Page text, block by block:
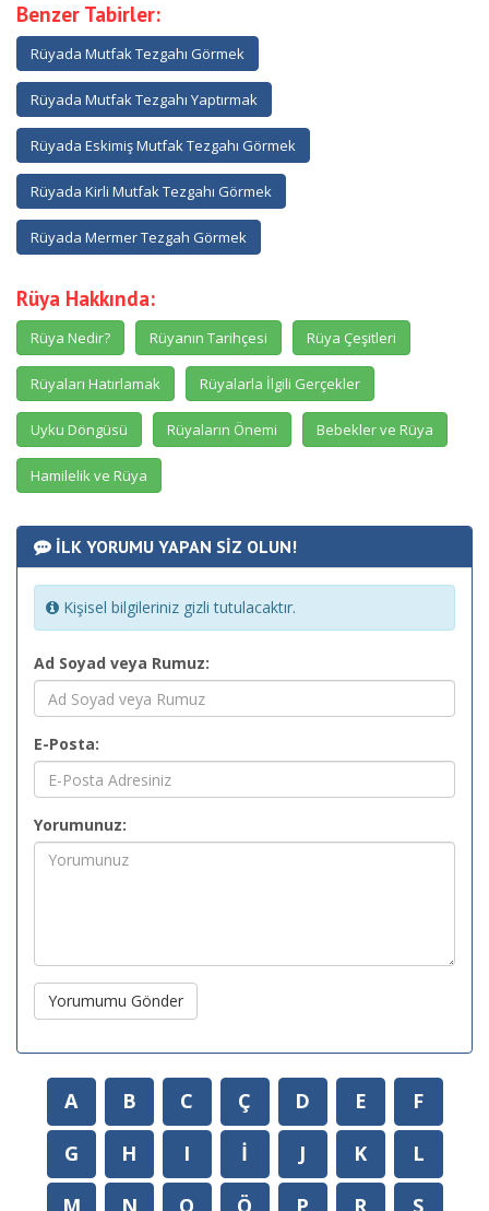
Benzer Tabirler:
Rüyada Mutfak Tezgahı Görmek
Rüyada Mutfak Tezgahı Yaptırmak
Rüyada Eskimiş Mutfak Tezgahı Görmek
Rüyada Kirli Mutfak Tezgahı Görmek
Rüyada Mermer Tezgah Görmek
Rüya Hakkında:
Rüya Nedir? Rüyanın Tarihçesi Rüya Çeşitleri
Rüyaları Hatırlamak Rüyalarla İlgili Gerçekler
Uyku Döngüsü Rüyaların Önemi Bebekler ve Rüya
Hamilelik ve Rüya
İLK YORUMU YAPAN SİZ OLUN!
Kişisel bilgileriniz gizli tutulacaktır.
Ad Soyad veya Rumuz:
E-Posta:
Yorumunuz:
Yorumumu Gönder
A B C Ç D E
F
G
H I İ J K
L
M
N O Ö P R S